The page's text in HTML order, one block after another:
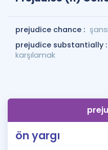
prejudice chance :
prejudice substantially :
karşılamak
ön yargı